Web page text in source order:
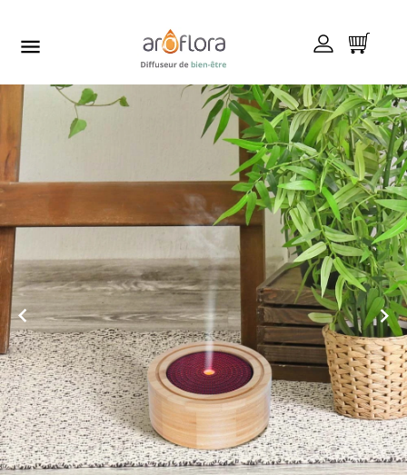

 